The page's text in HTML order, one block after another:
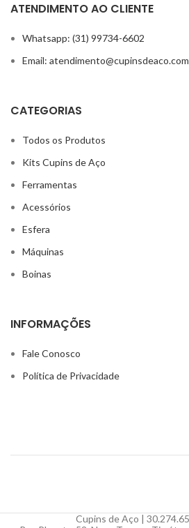
ATENDIMENTO AO CLIENTE
Whatsapp: (31) 99734-6602
Email:
CATEGORIAS
Todos os Produtos
Kits Cupins de Aço
Ferramentas
Acessórios
Esfera
Máquinas
Boinas
INFORMAÇÕES
Fale Conosco
Política de Privacidade
Cupins de Aço |